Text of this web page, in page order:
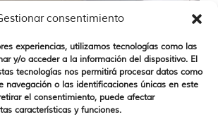
consentimiento
experiencias, utilizamos tecnologías como las
y/o acceder a la información del dispositivo. El
tecnologías nos permitirá procesar datos como
navegación o las identificaciones únicas en este
el consentimiento, puede afectar
características y funciones.